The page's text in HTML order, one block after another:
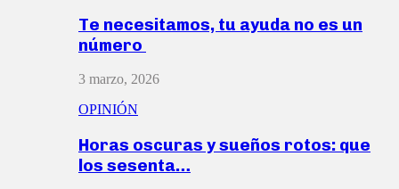
Te necesitamos, tu ayuda no es un
número
3 marzo, 2026
OPINIÓN
Horas oscuras y sueños rotos: que
los sesenta…